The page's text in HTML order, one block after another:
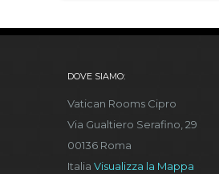
DOVE SIAMO:
Vatican Rooms Cipro
Via Gualtiero Serafino, 29
00136 Roma
Italia Visualizza la Mappa